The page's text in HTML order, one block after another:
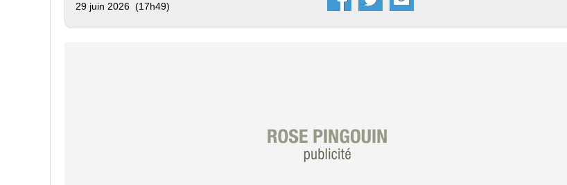
29 juin 2026 (17h49)